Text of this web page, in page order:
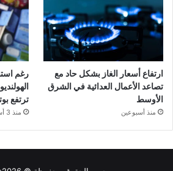
ارتفاع أسعار الغاز بشكل حاد مع
تصاعد الأعمال العدائية في الشرق
الأوسط
منذ أسبوعين
ترتفع
منذ 3 أسابيع